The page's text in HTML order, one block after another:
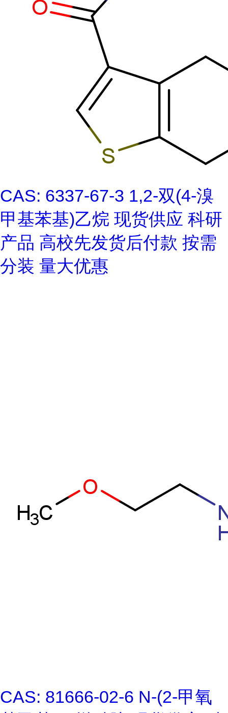
CAS: 6337-67-3 1,2-双(4-溴
甲基苯基)乙烷 现货供应 科研
产品 高校先发货后付款 按需
分装 量大优惠
CAS: 81666-02-6 N-(2-甲氧